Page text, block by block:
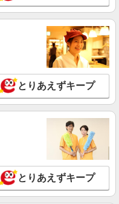
とりあえずキープ
とりあえずキープ